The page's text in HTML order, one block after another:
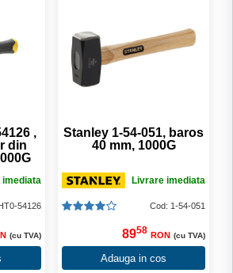
,
din
imediata
54126
(cu TVA)
Stanley 1-54-051, baros
40 mm, 1000G
Livrare imediata
Cod: 1-54-051
8958 RON (cu TVA)
Adauga in cos